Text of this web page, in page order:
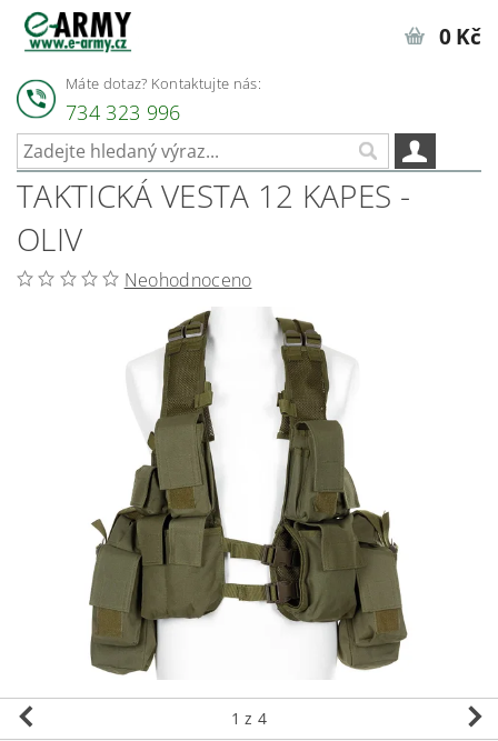
Máte dotaz? Kontaktujte nás:
734 323 996
0 Kč
TAKTICKÁ VESTA 12 KAPES -
OLIV
Neohodnoceno
1 z 4